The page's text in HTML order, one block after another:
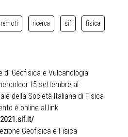
ricerca sif fisica
di Geofisica e Vulcanologia
15 settembre al
della Società Italiana di Fisica
è online al link
Geofisica e Fisica